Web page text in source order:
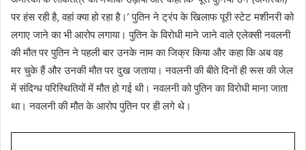
पर हंस रही है, वहां क्या हो रहा है।’ पुतिन ने ट्रंप के खिलाफ पूरी स्टेट मशीनरी को
लगाए जाने का भी आरोप लगाया। पुतिन के विरोधी माने जाने वाले एलेक्सी नवलनी
की मौत पर पुतिन ने पहली बार उनके नाम का जिक्र किया और कहा कि अब वह
मर चुके हैं और उनकी मौत पर दुख जताया। नवलनी की बीते दिनों ही रूस की जेल
में संदिग्ध परिस्थितियों में मौत हो गई थी। नवलनी को पुतिन का विरोधी माना जाता
था। नवलनी की मौत के आरोप पुतिन पर ही लगे थे।